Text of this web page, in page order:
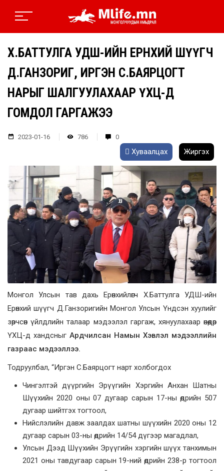
Х.БАТТУЛГА УДШ-ИЙН ЕРӨНХИЙ ШҮҮГЧ
Д.ГАНЗОРИГ, ИРГЭН С.БАЯРЦОГТ
НАРЫГ ШАЛГУУЛАХААР ҮХЦ-Д
ГОМДОЛ ГАРГАЖЭЭ
2023-01-16 786 0
Хуваалцах Жиргэх
Монгол Улсын тав дахь Ерөнхийлөгч Х.Баттулга УДШ-ийн
Ерөнхий шүүгч Д.Ганзоригийн Монгол Улсын Үндсэн хуулийг
зөрчсөн үйлдлийн талаар мэдээлэл гаргаж, хянуулахаар өнөөдөр
ҮХЦ-д хандсныг Ардчилсан Намын Хэвлэл мэдээллийн
газраас мэдээллээ.
Тодруулбал, “Иргэн С.Баярцогт нарт холбогдох
Чингэлтэй дүүргийн Эрүүгийн Хэргийн Анхан Шатны
Шүүхийн 2020 оны 07 дугаар сарын 17-ны өдрийн 507
дугаар шийтгэх тогтоол,
Нийслэлийн давж заалдах шатны шүүхийн 2020 оны 12
дугаар сарын 03-ны өдрийн 14/54 дүгээр магадлал,
Улсын Дээд Шүүхийн Эрүүгийн хэргийн шүүх танхимын
2021 оны тавдугаар сарын 19-ний өдрийн 238-р тогтоол